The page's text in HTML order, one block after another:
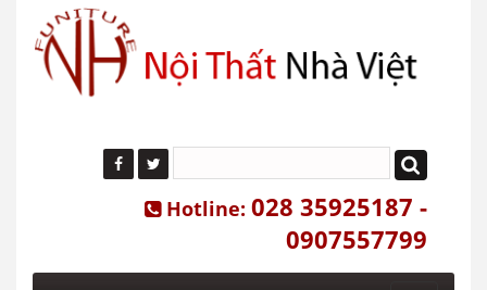
Hotline: 028 35925187 -
0907557799